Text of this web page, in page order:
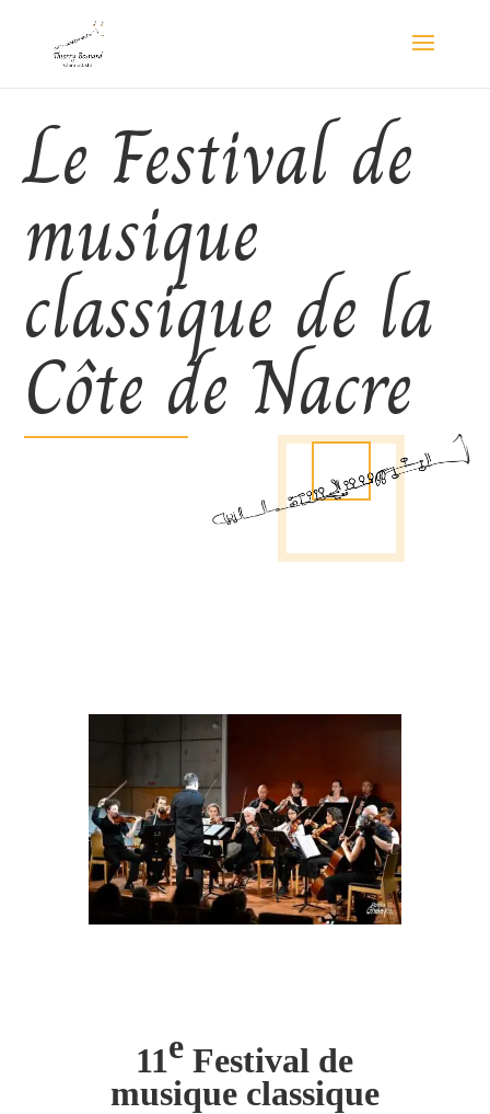
Le Festival de
musique
classique de la
Côte de Nacre
11e Festival de
musique classique